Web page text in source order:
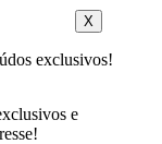
X
exclusivos!
e